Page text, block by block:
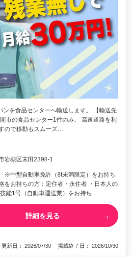
ンを食品センターへ輸送します。 【輸送先
市の食品センター1件のみ。 高速道路を利
ので移動もスムーズ…
岩槻区末田2398-1
中型自動車免許（8t未満限定）をお持ち
お持ちの方：定住者・永住者 ・日本人の
能1号（自動車運送業）をお持ち…
詳細を見る
更新日： 2026/07/30 掲載終了日： 2026/10/30